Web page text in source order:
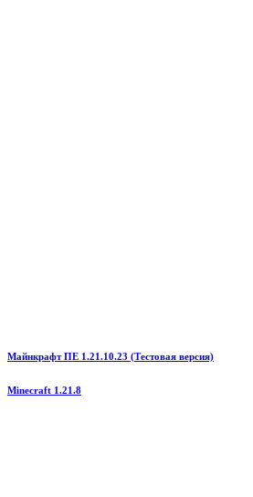
Майнкрафт ПЕ 1.21.10.23 (Тестовая версия)
Minecraft 1.21.8